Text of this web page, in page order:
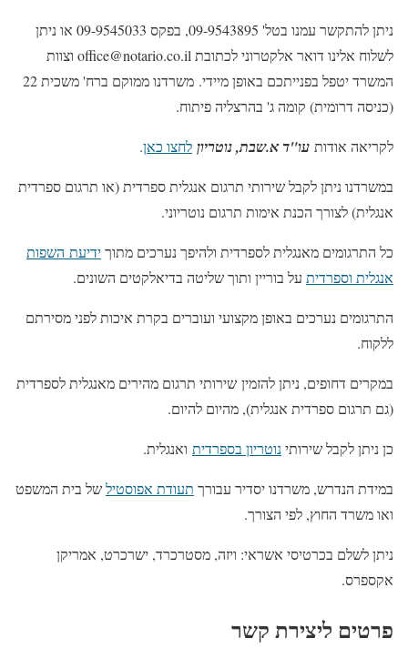
ניתן להתקשר עמנו בטל' 09-9543895, בפקס 09-9545033 או ניתן
לשלוח אלינו דואר אלקטרוני לכתובת office@notario.co.il וצוות
המשרד יטפל בפנייתכם באופן מיידי. משרדנו ממוקם ברח' משכית 22
(כניסה דרומית) קומה ג' בהרצליה פיתוח.
לקריאה אודות עו"ד א.שבת, נוטריון לחצו כאן.
במשרדנו ניתן לקבל שירותי תרגום אנגלית ספרדית (או תרגום ספרדית
אנגלית) לצורך הכנת אימות תרגום נוטריוני.
כל התרגומים מאנגלית לספרדית ולהיפך נערכים מתוךידיעת השפות
אנגלית וספרדית על בוריין ותוך שליטה בדיאלקטים השונים.
התרגומים נערכים באופן מקצועי ועוברים בקרת איכות לפני מסירתם
ללקוח.
במקרים דחופים, ניתן להזמין שירותי תרגום מהירים מאנגלית לספרדית
(גם תרגום ספרדית אנגלית), מהיום להיום.
כן ניתן לקבל שירותינוטריון בספרדית ואנגלית.
במידת הנדרש, משרדנו יסדיר עבורך תעודת אפוסטילשל בית המשפט
ואו משרד החוץ, לפי הצורך.
ניתן לשלם בכרטיסי אשראי: ויזה, מסטרכרד, ישרכרט, אמריקן
אקספרס.
פרטים ליצירת קשר